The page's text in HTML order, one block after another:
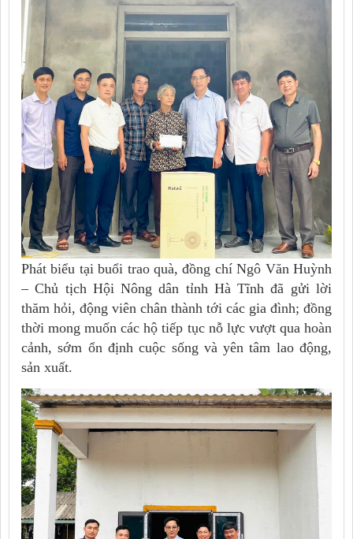
Phát biểu tại buổi trao quà,đồng chí Ngô Văn Huỳnh
– Chủ tịch Hội Nông dân tỉnh Hà Tĩnh đã gửi lời
thăm hỏi, động viên chân thành tới các gia đình; đồng
thời mong muốn các hộ tiếp tục nỗ lực vượt qua hoàn
cảnh, sớm ổn định cuộc sống và yên tâm lao động,
sản xuất.